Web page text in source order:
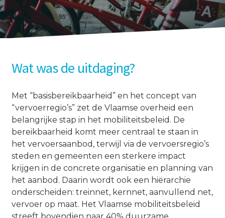
Wat was de uitdaging?
Met “basisbereikbaarheid” en het concept van
“vervoerregio’s” zet de Vlaamse overheid een
belangrijke stap in het mobiliteitsbeleid. De
bereikbaarheid komt meer centraal te staan in
het vervoersaanbod, terwijl via de vervoersregio’s
steden en gemeenten een sterkere impact
krijgen in de concrete organisatie en planning van
het aanbod. Daarin wordt ook een hiërarchie
onderscheiden: treinnet, kernnet, aanvullend net,
vervoer op maat. Het Vlaamse mobiliteitsbeleid
streeft bovendien naar 40% duurzame